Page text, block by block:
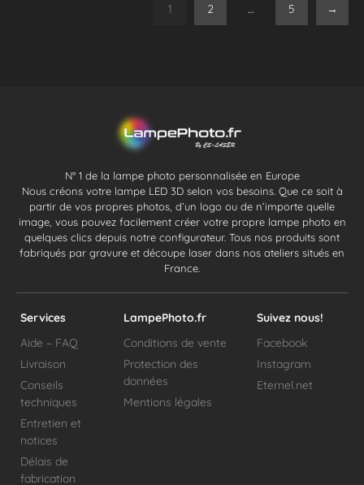
1 2 … 5 →
N° 1 de la lampe photo personnalisée en Europe
Nous créons votre lampe LED 3D selon vos besoins. Que ce soit à
partir de vos propres photos, d’un logo ou de n’importe quelle
image, vous pouvez facilement créer votre propre lampe photo en
quelques clics depuis notre configurateur. Tous nos produits sont
fabriqués par gravure et découpe laser dans nos ateliers situés en
France.
Services
Aide – FAQ
Livraison
Conseils
techniques
Entretien et
notices
Délais de
fabrication
LampePhoto.fr
Conditions de vente
Protection des
données
Mentions légales
Suivez nous!
Facebook
Instagram
Eternel.net